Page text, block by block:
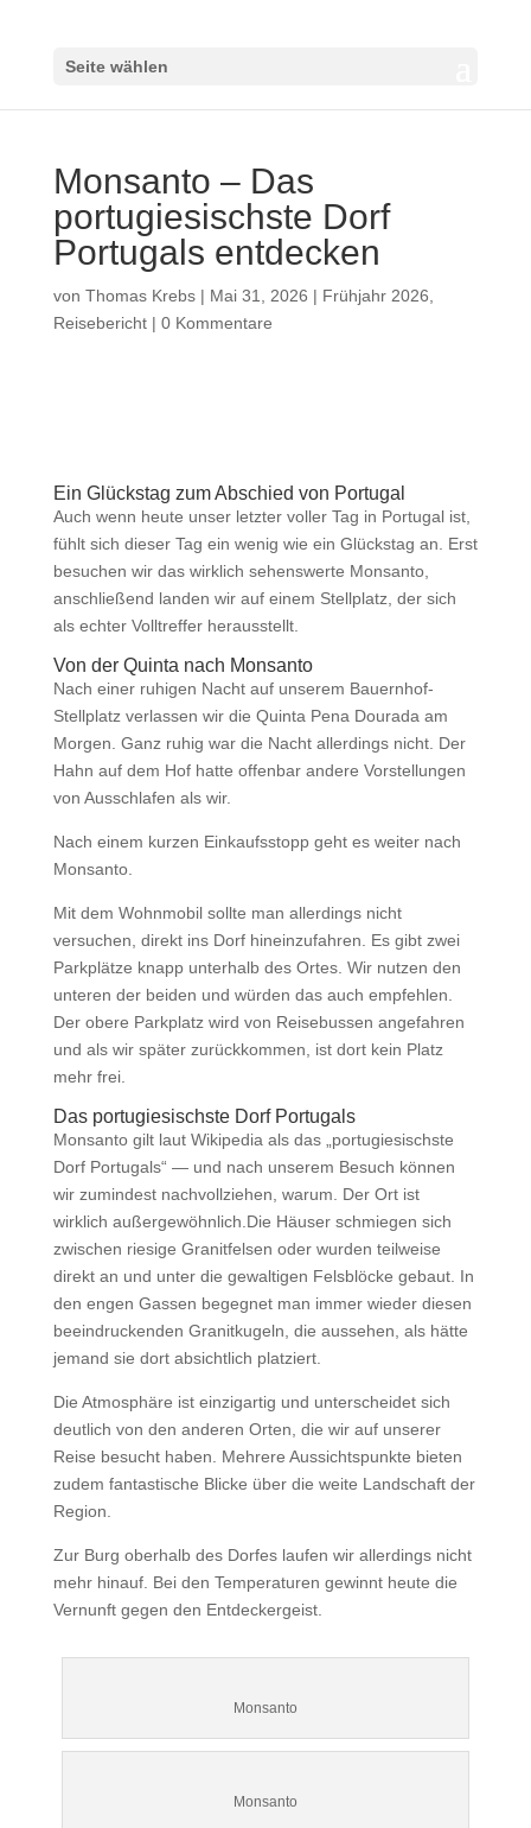
Seite wählen
Monsanto – Das
portugiesischste Dorf
Portugals entdecken
von Thomas Krebs| Mai 31, 2026 | Frühjahr 2026
Reisebericht| 0 Kommentare
Ein Glückstag zum Abschied von Portugal
Auch wenn heute unser letzter voller Tag in Portugal ist,
fühlt sich dieser Tag ein wenig wie ein Glückstag an. Erst
besuchen wir das wirklich sehenswerte Monsanto,
anschließend landen wir auf einem Stellplatz, der sich
als echter Volltreffer herausstellt.
Von der Quinta nach Monsanto
Nach einer ruhigen Nacht auf unserem Bauernhof-
Stellplatz verlassen wir die Quinta Pena Dourada am
Morgen. Ganz ruhig war die Nacht allerdings nicht. Der
Hahn auf dem Hof hatte offenbar andere Vorstellungen
von Ausschlafen als wir.
Nach einem kurzen Einkaufsstopp geht es weiter nach
Monsanto.
Mit dem Wohnmobil sollte man allerdings nicht
versuchen, direkt ins Dorf hineinzufahren. Es gibt zwei
Parkplätze knapp unterhalb des Ortes. Wir nutzen den
unteren der beiden und würden das auch empfehlen.
Der obere Parkplatz wird von Reisebussen angefahren
und als wir später zurückkommen, ist dort kein Platz
mehr frei.
Das portugiesischste Dorf Portugals
Monsantogilt laut Wikipedia als das „portugiesischste
Dorf Portugals“ — und nach unserem Besuch können
wir zumindest nachvollziehen, warum. Der Ort ist
wirklich außergewöhnlich.Die Häuser schmiegen sich
zwischen riesige Granitfelsen oder wurden teilweise
direkt an und unter die gewaltigen Felsblöcke gebaut. In
den engen Gassen begegnet man immer wieder diesen
beeindruckenden Granitkugeln, die aussehen, als hätte
jemand sie dort absichtlich platziert.
Die Atmosphäre ist einzigartig und unterscheidet sich
deutlich von den anderen Orten, die wir auf unserer
Reise besucht haben. Mehrere Aussichtspunkte bieten
zudem fantastische Blicke über die weite Landschaft der
Region.
Zur Burg oberhalb des Dorfes laufen wir allerdings nicht
mehr hinauf. Bei den Temperaturen gewinnt heute die
Vernunft gegen den Entdeckergeist.
Monsanto
Monsanto